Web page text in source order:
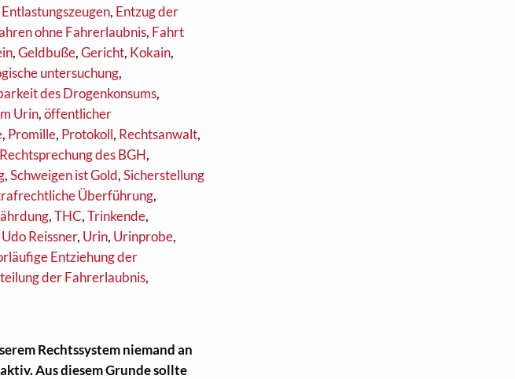
Entlastungszeugen, Entzug der
ohne Fahrerlaubnis, Fahrt
,Geldbuße,Gericht, Kokain,
untersuchung,
des Drogenkonsums,
Urin,öffentlicher
, Promille, Protokoll, Rechtsanwalt,
Rechtsprechung des BGH,
,Schweigen ist Gold,Sicherstellung
Überführung,
,THC,Trinkende,
Udo Reissner, Urin, Urinprobe,
Entziehung der
der Fahrerlaubnis,
Rechtssystem niemand an
Aus diesem Grunde sollte